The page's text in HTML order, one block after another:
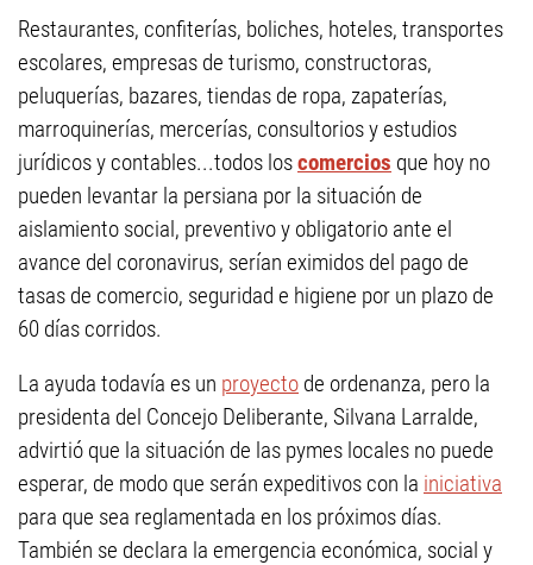
Restaurantes, confiterías, boliches, hoteles, transportes
escolares, empresas de turismo, constructoras,
peluquerías, bazares, tiendas de ropa, zapaterías,
marroquinerías, mercerías, consultorios y estudios
jurídicos y contables...todos loscomercios que hoy no
pueden levantar la persiana por la situación de
aislamiento social, preventivo y obligatorio ante el
avance del coronavirus, serían eximidos del pago de
tasas de comercio, seguridad e higiene por un plazo de
60 días corridos.
La ayuda todavía es un proyecto de ordenanza, pero la
presidenta del Concejo Deliberante, Silvana Larralde,
advirtió que la situación de las pymes locales no puede
esperar, de modo que serán expeditivos con la iniciativa
para que sea reglamentada en los próximos días.
También se declara la emergencia económica, social y